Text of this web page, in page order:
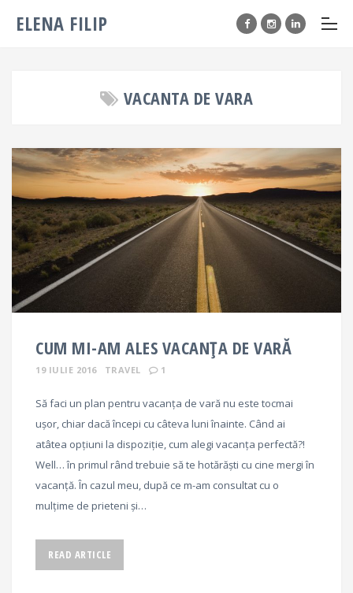
ELENA FILIP
VACANTA DE VARA
CUM MI-AM ALES VACANȚA DE VARĂ
19 IULIE 2016 TRAVEL 1
Să faci un plan pentru vacanța de vară nu este tocmai
ușor, chiar dacă începi cu câteva luni înainte. Când ai
atâtea opțiuni la dispoziție, cum alegi vacanța perfectă?!
Well… în primul rând trebuie să te hotărăști cu cine mergi în
vacanță. În cazul meu, după ce m-am consultat cu o
mulțime de prieteni și…
READ ARTICLE